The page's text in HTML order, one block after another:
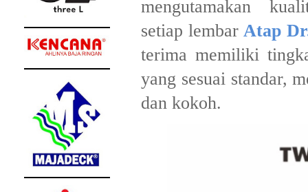
mengutamakan
setiap lembarAtap
terima memiliki
yang sesuai standar,
dan kokoh.